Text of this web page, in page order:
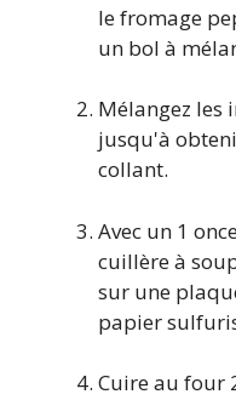
le fromage
un bol à
Mélangez les
jusqu'à
collant.
Avec un 1
cuillère à
sur une
papier
Cuire au four